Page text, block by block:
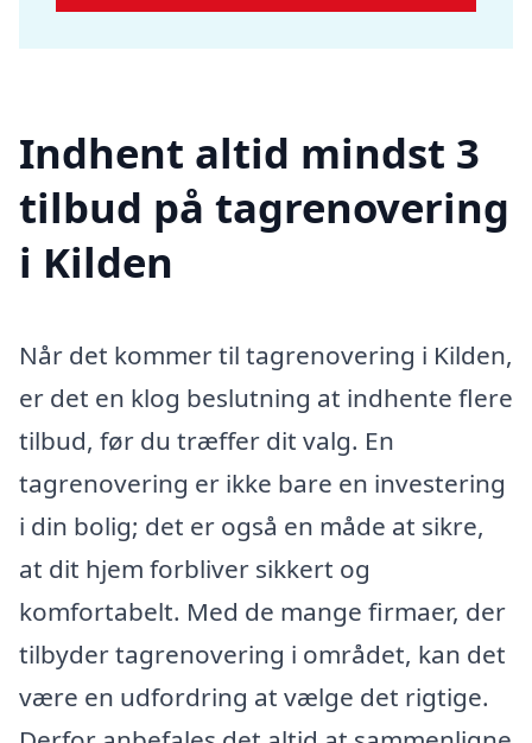
Indhent altid mindst 3
tilbud på tagrenovering
i Kilden
Når det kommer til tagrenovering i Kilden,
er det en klog beslutning at indhente flere
tilbud, før du træffer dit valg. En
tagrenovering er ikke bare en investering
i din bolig; det er også en måde at sikre,
at dit hjem forbliver sikkert og
komfortabelt. Med de mange firmaer, der
tilbyder tagrenovering i området, kan det
være en udfordring at vælge det rigtige.